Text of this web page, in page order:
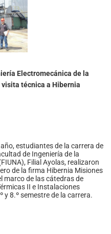
Electromecánica de la
técnica a Hibernia
estudiantes de la carrera de
de Ingeniería de la
Filial Ayolas, realizaron
de la firma Hibernia Misiones
marco de las cátedras de
II e Instalaciones
y 8.º semestre de la carrera.